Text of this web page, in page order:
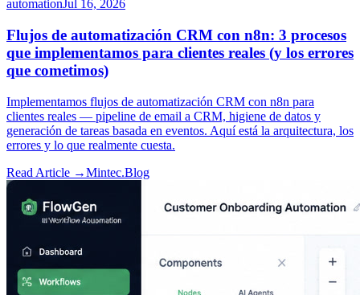
automationJul 16, 2026
Flujos de automatización CRM con n8n: 3 procesos
que implementamos para clientes reales (y los errores
que cometimos)
Implementamos flujos de automatización CRM con n8n para
clientes reales — pipeline de email a CRM, higiene de datos y
generación de tareas basada en eventos. Aquí está la arquitectura, los
errores y lo que realmente cuesta.
Read Article →Mintec.Blog